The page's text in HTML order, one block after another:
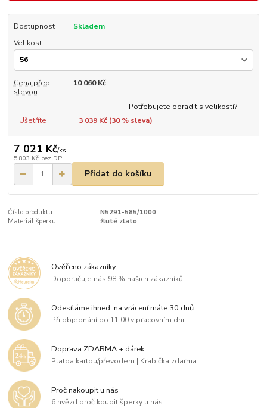
Dostupnost
Skladem
Velikost
Cena před
slevou
10 060 Kč
Potřebujete poradit s velikostí?
Ušetříte
3 039 Kč (30% sleva)
7 021 Kč/ks
5 803 Kč bez DPH
Přidat do košíku
Číslo produktu:
N5291-585/1000
Materiál šperku:
žluté zlato
Ověřeno zákazníky
Doporučuje nás 98 % našich zákazníků
Odesíláme ihned, na vrácení máte 30 dnů
Při objednání do 11:00 v pracovním dni
Doprava ZDARMA + dárek
Platba kartou/převodem | Krabička zdarma
Proč nakoupit u nás
6 hvězd proč koupit šperky u nás